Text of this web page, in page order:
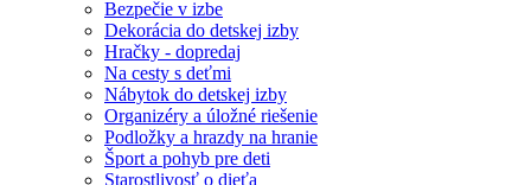
Bezpečie v izbe
Dekorácia do detskej izby
Hračky - dopredaj
Na cesty s deťmi
Nábytok do detskej izby
Organizéry a úložné riešenie
Podložky a hrazdy na hranie
Šport a pohyb pre deti
Starostlivosť o dieťa